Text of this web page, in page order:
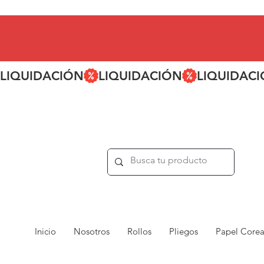
LIQUIDACIÓN
Inicio Nosotros Rollos Pliegos Papel